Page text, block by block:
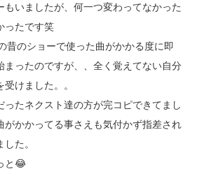
もいましたが、何一つ変わってなかった
ったです笑
昔のショーで使った曲がかかる度に即
まったのですが、、全く覚えてない自分
けました。。
ったネクスト達の方が完コピできてまし
がかかってる事さえも気付かず指差され
た。
と😂